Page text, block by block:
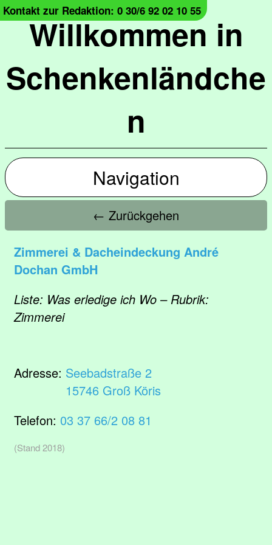
Willkommen in
Schenkenländche
n
Kontakt zur Redaktion: 0 30/6 92 02 10 55
Navigation
← Zurückgehen
Zimmerei & Dacheindeckung André
Dochan GmbH
Liste: Was erledige ich Wo – Rubrik:
Zimmerei
Adresse: Seebadstraße 2
15746 Groß Köris
Telefon: 03 37 66/2 08 81
(Stand 2018)